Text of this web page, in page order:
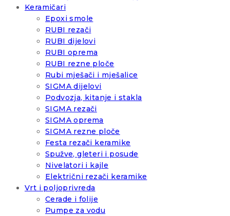
Keramičari
Epoxi smole
RUBI rezači
RUBI dijelovi
RUBI oprema
RUBI rezne ploče
Rubi mješači i mješalice
SIGMA dijelovi
Podvozja, kitanje i stakla
SIGMA rezači
SIGMA oprema
SIGMA rezne ploče
Festa rezači keramike
Spužve, gleteri i posude
Nivelatori i kajle
Električni rezači keramike
Vrt i poljoprivreda
Cerade i folije
Pumpe za vodu